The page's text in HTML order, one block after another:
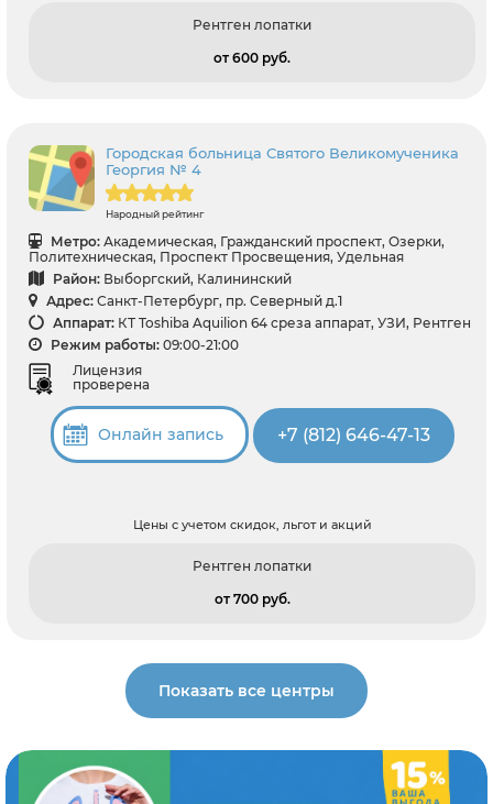
Рентген лопатки
от 600 pуб.
Городская больница Святого Великомученика
Георгия № 4
Народный рейтинг
Метро: Академическая, Гражданский проспект, Озерки,
Политехническая, Проспект Просвещения, Удельная
Район: Выборгский, Калининский
Адрес: Санкт-Петербург, пр. Северный д.1
Аппарат: КТ Toshiba Aquilion 64 среза аппарат, УЗИ, Рентген
Режим работы: 09:00-21:00
Лицензия
проверена
Онлайн запись +7 (812) 646-47-13
Цены с учетом скидок, льгот и акций
Рентген лопатки
от 700 pуб.
Показать все центры